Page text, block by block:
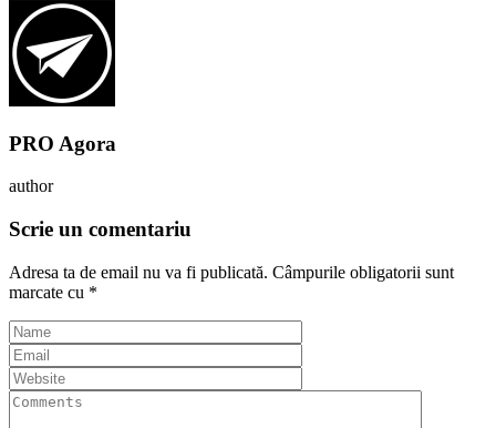
PRO Agora
author
Scrie un comentariu
Adresa ta de email nu va fi publicată. Câmpurile obligatorii sunt
marcate cu *